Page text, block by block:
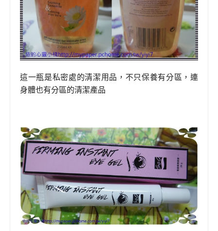
這一瓶是私密處的清潔用品 ， 不只保養有分區 ，連
身體也有分區的清潔產品